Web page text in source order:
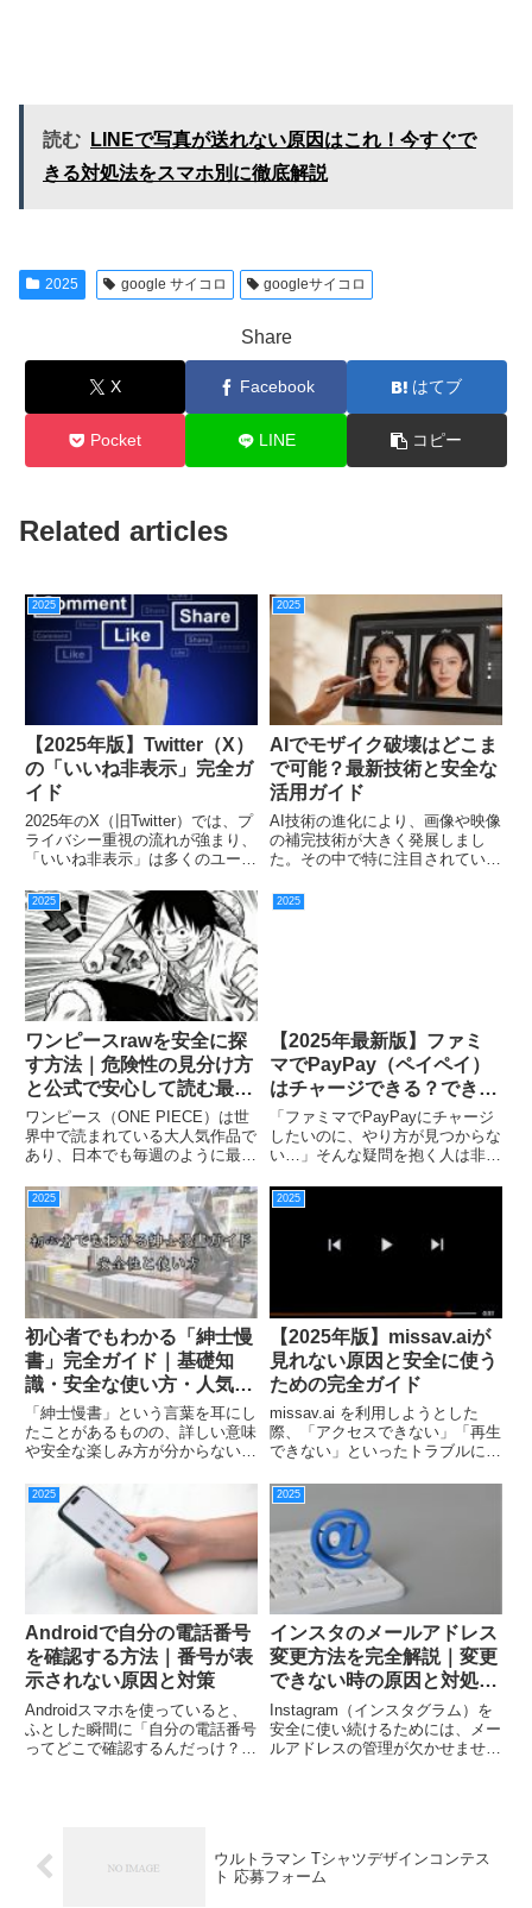
読む
LINEで写真が送れない原因はこれ！今すぐで
きる対処法をスマホ別に徹底解説
2025 google サイコロ googleサイコロ
Share
X Facebook はてブ
Pocket LINE コピー
Related articles
2025
【2025年版】Twitter（X）
の「いいね非表示」完全ガ
イド
2025年のX（旧Twitter）では、プ
ライバシー重視の流れが強まり、
「いいね非表示」は多くのユーザ
ました。本記事では、Twitter い
いね 非表示を中心に、X いいね
見れない・Twitter いいね 公...
2025
AIでモザイク破壊はどこま
で可能？最新技術と安全な
活用ガイド
AI技術の進化により、画像や映像
の補完技術が大きく発展しまし
た。その中で特に注目されている
領域です。ただし、一般的に語ら
2025
ワンピースrawを安全に探
す方法｜危険性の見分け方
と公式で安心して読む最適
解
ワンピース（ONE PIECE）は世
界中で読まれている大人気作品で
あり、日本でも毎週のように最新
索されやすいキーワードが「ワン
ピース raw」。しかし、rawサイ
トの利用には重大な危険性が潜ん
でおり、誤ったサイ...
2025
【2025年最新版】ファミ
マでPayPay（ペイペイ）
はチャージできる？できな
い理由と代替手段を徹底解
説
「ファミマでPayPayにチャージ
したいのに、やり方が見つからな
い…」そんな疑問を抱く人は非常
最新情報に基づき、ファミマで
PayPay（ペイペイ）はチャージ
ない理由や最適な代替手...
2025
初心者でもわかる「紳士慢
書」完全ガイド｜基礎知
識・安全な使い方・人気ジ
ャンルまで徹底解説
「紳士慢書」という言葉を耳にし
たことがあるものの、詳しい意味
や安全な楽しみ方が分からないと
事では、初心者でも安心して理解
できる紳士慢書の基礎知識と、安
全に楽しむための実践的なポイン
トを徹底解説します。紳士慢書
自...
2025
【2025年版】missav.aiが
見れない原因と安全に使う
ための完全ガイド
missav.ai を利用しようとした
際、「アクセスできない」「再生
できない」といったトラブルに直
事では、missav.aiが見れない原
因の徹底解説から、安全に使うた
めのVPN活用方法まで、初心者
でも理解しやす...
2025
Androidで自分の電話番号
を確認する方法｜番号が表
示されない原因と対策
Androidスマホを使っていると、
ふとした瞬間に「自分の電話番号
ってどこで確認するんだっけ？」
2025
インスタのメールアドレス
変更方法を完全解説｜変更
できない時の原因と対処法
も紹介
Instagram（インスタグラム）を
安全に使い続けるためには、メー
ルアドレスの管理が欠かせませ
ウルトラマン Tシャツデザインコンテス
ト 応募フォーム